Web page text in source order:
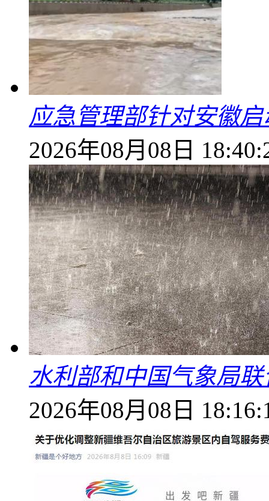
应急管理部针对安徽
2026年08月08日
水利部和中国气象局
2026年08月08日